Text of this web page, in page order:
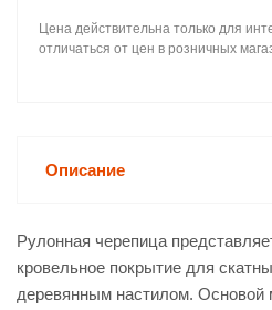
Цена действительна только для
отличаться от цен в розничных
Описание
Рулонная черепица
кровельное покрытие для
деревянным настилом. Основой